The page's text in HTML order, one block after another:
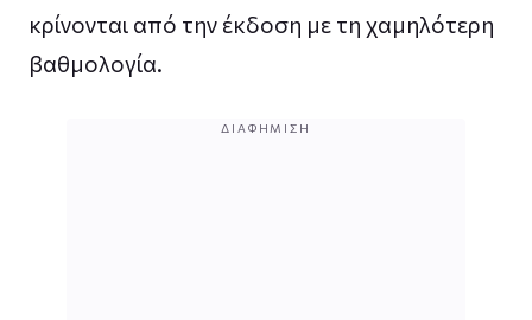
κρίνονται από την έκδοση με τη χαμηλότερη
βαθμολογία.
ΔΙΑΦΉΜΙΣΗ